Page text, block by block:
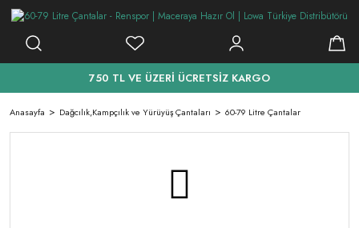
750 TL VE ÜZERİ ÜCRETSİZ KARGO
Anasayfa Dağcılık,Kampçılık ve Yürüyüş Çantaları 60-79 Litre Çantalar